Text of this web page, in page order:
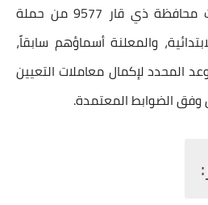
محافظة ذي قار 9577
من حملة
والمعلنة أسماؤهم سابقاً،
المحدد لإكمال معاملات التعيين
الضوابط المعتمدة.